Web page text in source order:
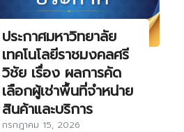
ประกาศมหาวิทยาลัย
เทคโนโลยีราชมงคลศรี
วิชัย เรื่อง ผลการคัด
เลือกผู้เช่าพื้นที่จำหน่าย
สินค้าและบริการ
กรกฎาคม 15, 2026